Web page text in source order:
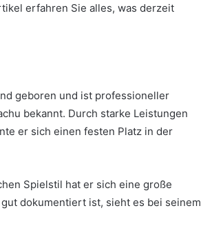
erfahren Sie alles, was derzeit
geboren und ist professioneller
bekannt. Durch starke Leistungen
er sich einen festen Platz in der
Spielstil hat er sich eine große
dokumentiert ist, sieht es bei seinem